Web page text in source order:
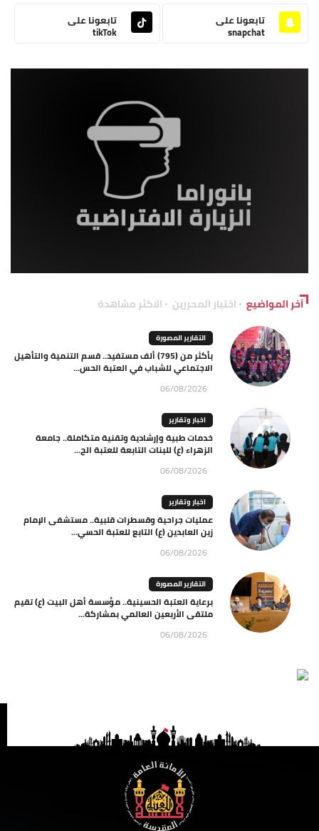
تابعونا على
snapchat
تابعونا على
tikTok
آخر المواضيع اختيار المحررين الاكثر مشاهدة
التقارير المصورة
بأكثر من (795) ألف مستفيد.. قسم التنمية والتأهيل
الاجتماعي للشباب في العتبة الحس...
06/08/2026
اخبار وتقارير
خدمات طبية وإرشادية وتقنية متكاملة.. جامعة
الزهراء (ع) للبنات التابعة للعتبة الح...
06/08/2026
اخبار وتقارير
عمليات جراحية وقسطرات قلبية.. مستشفى الإمام
زين العابدين (ع) التابع للعتبة الحسي...
06/08/2026
التقارير المصورة
برعاية العتبة الحسينية.. مؤسسة أهل البيت (ع) تقيم
ملتقى الأربعين العالمي بمشاركة...
06/08/2026